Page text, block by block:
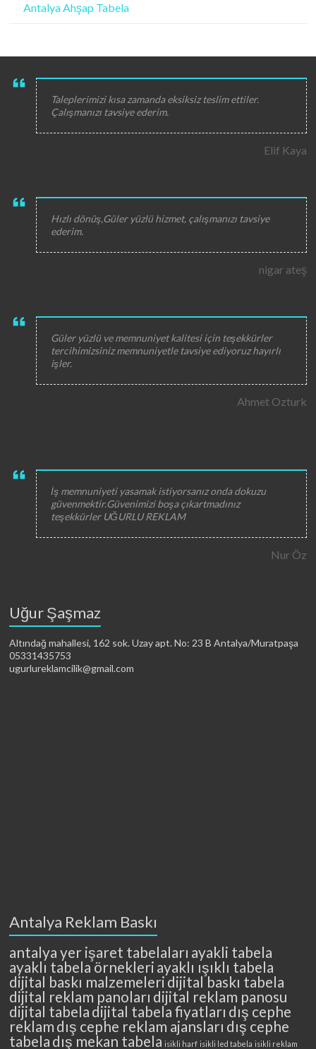
Antalya Ahşap Tabela
Taleplerimizi kısa zamanda eksiksiz teslim ettiler.
Çalışmanızı tavsiye ederim.
Elif Kaya
Hızlı dönüş,Güler yüzlü hizmet, çalışmanızı tavsiye
ederim.
nigar ateş
Güler yüzlü ve memnuniyet kalitesi için teşekkürler
tercihimizsiniz memnuniyetle tavsiye ediyoruz hayırlı
işler.
Ahmet Ozturk
İş memnuniyeti yasamak istiyorsanız onda dokuzu
güvenmektir.Güvenimizi boşa çıkartmadınız
teşekkürler UĞURLU REKLAM
Nur Öz
Uğur Şaşmaz
Altındağ mahallesi, 162 sok. Uzay apt. No: 23 B Antalya/Muratpaşa
05331435753
ugurlureklamcilik@gmail.com
Antalya Reklam Baskı
antalya yer işaret tabelaları ayakli tabela
ayaklı tabela örnekleri ayaklı ışıklı tabela
dijital baskı malzemeleridijital baskı tabela
dijital reklam panoları dijital reklam panosu
dijital tabela dijital tabela fiyatları dış cephe
reklam dış cephe reklam ajansları dış cephe
tabela dış mekan tabela isikli harf isikli led tabela isikli reklam